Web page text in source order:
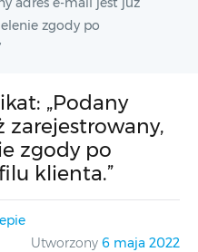
zgody po
„Podany
zarejestrowany,
zgody po
klienta.”
Utworzony 6 maja 2022